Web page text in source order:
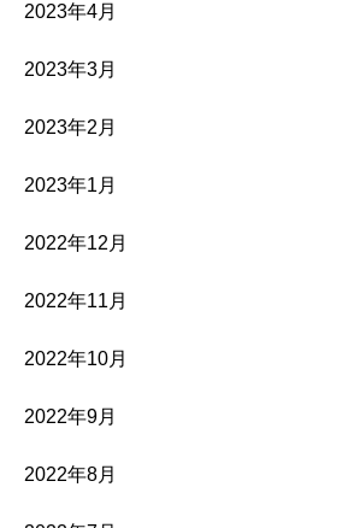
2023年4月
2023年3月
2023年2月
2023年1月
2022年12月
2022年11月
2022年10月
2022年9月
2022年8月